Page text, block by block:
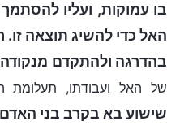
בו עמוקות, ועליו
האל כדי להשיג תוצאה
בהדרגה ולהתקדם מנקודה
של האל ועבודתו, תעלומת
שישוע בא בקרב בני